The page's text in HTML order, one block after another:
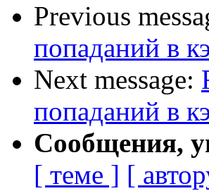
Previous
попаданий в
Next message:
попаданий в
Сообщения,
[ теме ] [